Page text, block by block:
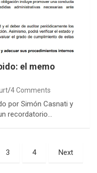
el memo
4 Comments
por Simón Casnati y
recordatorio…
3 4 Next